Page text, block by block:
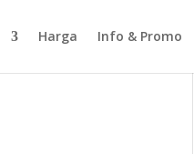
Harga Info & Promo